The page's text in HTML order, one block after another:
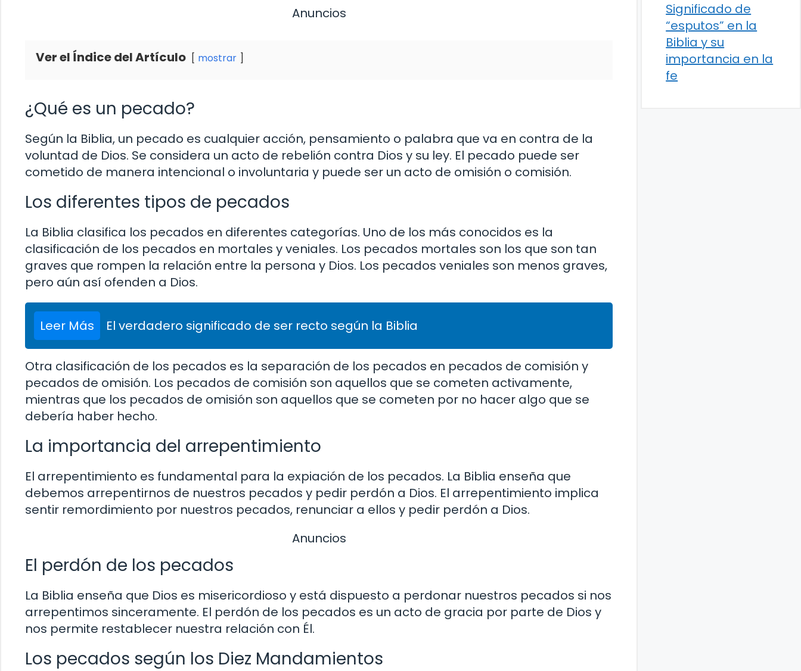
Anuncios
Ver el Índice del Artículo mostrar
¿Qué es un pecado?
Según la Biblia, un pecado es cualquier acción, pensamiento o palabra que va en contra de la
voluntad de Dios. Se considera un acto de rebelión contra Dios y su ley. El pecado puede ser
cometido de manera intencional o involuntaria y puede ser un acto de omisión o comisión.
Los diferentes tipos de pecados
La Biblia clasifica los pecados en diferentes categorías. Uno de los más conocidos es la
clasificación de los pecados en mortales y veniales. Los pecados mortales son los que son tan
graves que rompen la relación entre la persona y Dios. Los pecados veniales son menos graves,
pero aún así ofenden a Dios.
Leer Más El verdadero significado de ser recto según la Biblia
Otra clasificación de los pecados es la separación de los pecados en pecados de comisión y
pecados de omisión. Los pecados de comisión son aquellos que se cometen activamente,
mientras que los pecados de omisión son aquellos que se cometen por no hacer algo que se
debería haber hecho.
La importancia del arrepentimiento
El arrepentimiento es fundamental para la expiación de los pecados. La Biblia enseña que
debemos arrepentirnos de nuestros pecados y pedir perdón a Dios. El arrepentimiento implica
sentir remordimiento por nuestros pecados, renunciar a ellos y pedir perdón a Dios.
Anuncios
El perdón de los pecados
La Biblia enseña que Dios es misericordioso y está dispuesto a perdonar nuestros pecados si nos
arrepentimos sinceramente. El perdón de los pecados es un acto de gracia por parte de Dios y
nos permite restablecer nuestra relación con Él.
Los pecados según los Diez Mandamientos
Significado de
“esputos” en la
Biblia y su
importancia en la
fe